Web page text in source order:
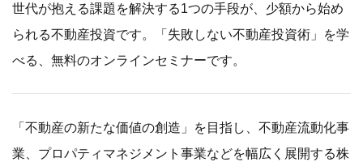
世代が抱える課題を解決する1つの手段が、少額から始め
られる不動産投資です。「失敗しない不動産投資術」を学
べる、無料のオンラインセミナーです。
「不動産の新たな価値の創造」を目指し、不動産流動化事
業、プロパティマネジメント事業などを幅広く展開する株